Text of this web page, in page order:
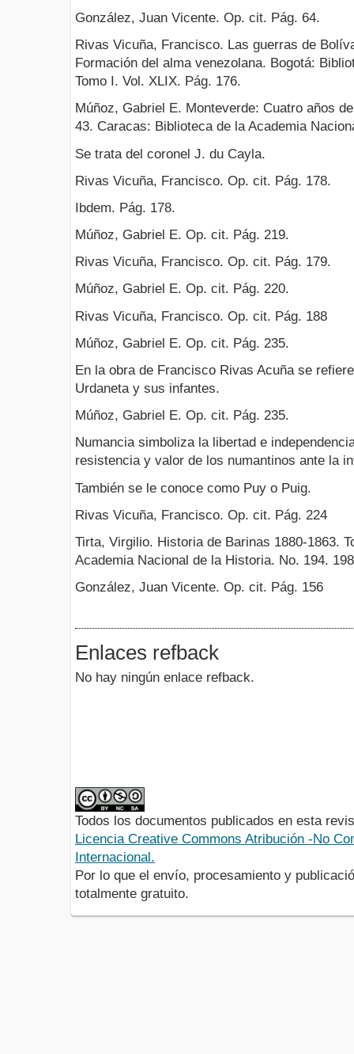
González, Juan Vicente. Op. cit. Pág. 64.
Rivas Vicuña, Francisco. Las guerras de
Formación del alma venezolana. Bogotá:
Tomo I. Vol. XLIX. Pág. 176.
Múñoz, Gabriel E. Monteverde: Cuatro años
43. Caracas: Biblioteca de la Academia
Se trata del coronel J. du Cayla.
Rivas Vicuña, Francisco. Op. cit. Pág. 178.
Ibdem. Pág. 178.
Múñoz, Gabriel E. Op. cit. Pág. 219.
Rivas Vicuña, Francisco. Op. cit. Pág. 179.
Múñoz, Gabriel E. Op. cit. Pág. 220.
Rivas Vicuña, Francisco. Op. cit. Pág. 188
Múñoz, Gabriel E. Op. cit. Pág. 235.
En la obra de Francisco Rivas Acuña se
Urdaneta y sus infantes.
Múñoz, Gabriel E. Op. cit. Pág. 235.
Numancia simboliza la libertad e
resistencia y valor de los numantinos ante la
También se le conoce como Puy o Puig.
Rivas Vicuña, Francisco. Op. cit. Pág. 224
Tirta, Virgilio. Historia de Barinas 1880-1863.
Academia Nacional de la Historia. No. 194.
González, Juan Vicente. Op. cit. Pág. 156
Enlaces refback
No hay ningún enlace refback.
Todos los documentos publicados en esta
Licencia Creative Commons Atribución -No
Internacional.
Por lo que el envío, procesamiento y
totalmente gratuito.